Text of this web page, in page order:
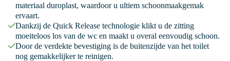
materiaal duroplast, waardoor u ultiem schoonmaakgemak
ervaart.
Dankzij de Quick Release technologie klikt u de zitting
moeiteloos los van de wc en maakt u overal eenvoudig schoon.
Door de verdekte bevestiging is de buitenzijde van het toilet
nog gemakkelijker te reinigen.